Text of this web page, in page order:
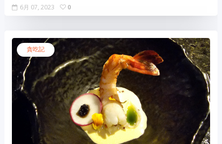
6月 07, 2023 0
貪吃記